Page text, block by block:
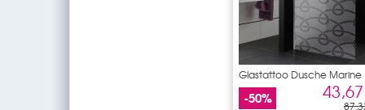
Glastattoo Dusche Marine
-50%